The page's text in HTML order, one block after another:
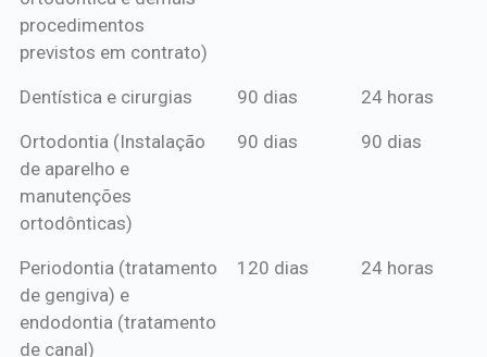
procedimentos
previstos em contrato)
Dentística e cirurgias 90 dias 24 horas
Ortodontia (Instalação
de aparelho e
manutenções
ortodônticas)
90 dias 90 dias
Periodontia (tratamento
de gengiva) e
endodontia (tratamento
de canal)
120 dias 24 horas